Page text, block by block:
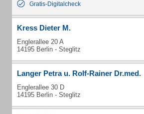
Gratis-Digitalcheck
Kress Dieter M.
Englerallee 20 A
14195 Berlin - Steglitz
Langer Petra u. Rolf-Rainer Dr.med.
Englerallee 30 D
14195 Berlin - Steglitz